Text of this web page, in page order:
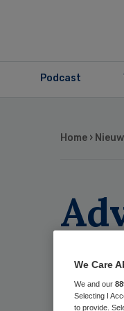
Podcast
Home ›
We Care
We and our
Selecting I
to provide.